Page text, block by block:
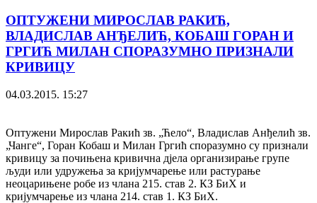
ОПТУЖЕНИ МИРОСЛАВ РАКИЋ,
ВЛАДИСЛАВ АНЂЕЛИЋ, КОБАШ ГОРАН И
ГРГИЋ МИЛАН СПОРАЗУМНО ПРИЗНАЛИ
КРИВИЦУ
04.03.2015. 15:27
Оптужени Мирослав Ракић зв. „Ћело“, Владислав Анђелић зв.
„Чанге“, Горан Кобаш и Милан Гргић споразумно су признали
кривицу за почињена кривична дјела организирање групе
људи или удружења за кријумчарење или растурање
неоцарињене робе из члана 215. став 2. КЗ БиХ и
кријумчарење из члана 214. став 1. КЗ БиХ.